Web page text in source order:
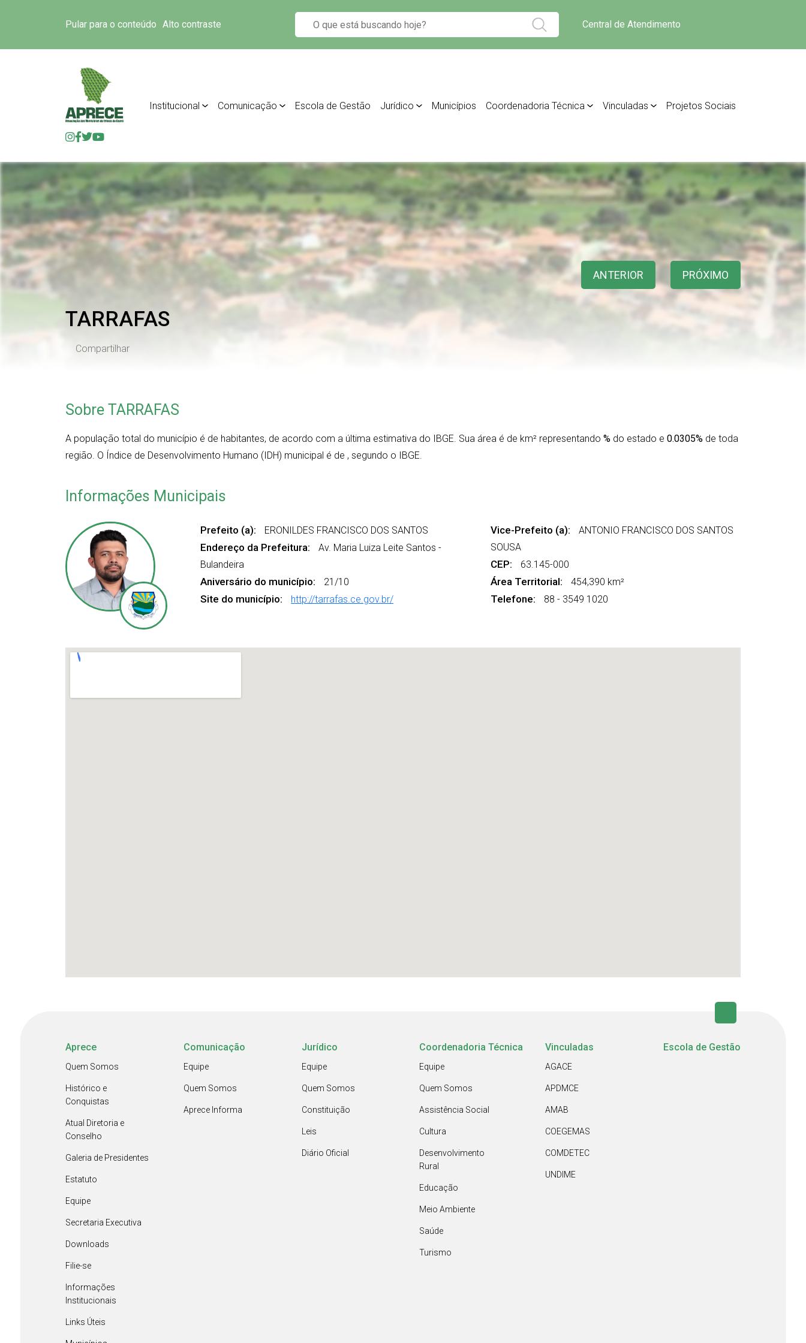
Pular para o conteúdo Alto contraste Central de Atendimento
Institucional Comunicação Escola de Gestão Jurídico Municípios Coordenadoria Técnica Vinculadas Projetos Sociais
ANTERIOR PRÓXIMO
TARRAFAS
Compartilhar
Sobre TARRAFAS
A população total do município é de habitantes, de acordo com a última estimativa do IBGE. Sua área é de km² representando % do estado e 0.0305% de toda
região. O Índice de Desenvolvimento Humano (IDH) municipal é de , segundo o IBGE.
Informações Municipais
Prefeito (a): ERONILDES FRANCISCO DOS SANTOS
Endereço da Prefeitura:
Av. Maria Luiza Leite Santos -
Bulandeira
Aniversário do município: 21/10
Site do município: http://tarrafas.ce.gov.br/
Vice-Prefeito (a):
ANTONIO FRANCISCO DOS SANTOS
SOUSA
CEP: 63.145-000
Área Territorial: 454,390 km²
Telefone: 88 - 3549 1020
Aprece
Quem Somos
Histórico e
Conquistas
Atual Diretoria e
Conselho
Galeria de Presidentes
Estatuto
Equipe
Secretaria Executiva
Downloads
Filie-se
Informações
Institucionais
Links Úteis
Comunicação
Equipe
Quem Somos
Aprece Informa
Jurídico
Equipe
Quem Somos
Constituição
Leis
Diário Oficial
Coordenadoria Técnica
Equipe
Quem Somos
Assistência Social
Cultura
Desenvolvimento
Rural
Educação
Meio Ambiente
Saúde
Turismo
Vinculadas
AGACE
APDMCE
AMAB
COEGEMAS
COMDETEC
UNDIME
Escola de Gestão